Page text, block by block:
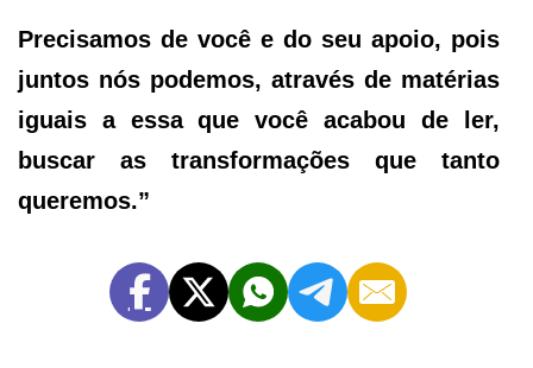
Precisamos de você e do seu apoio, pois
juntos nós podemos, através de matérias
iguais a essa que você acabou de ler,
buscar as transformações que tanto
queremos.”